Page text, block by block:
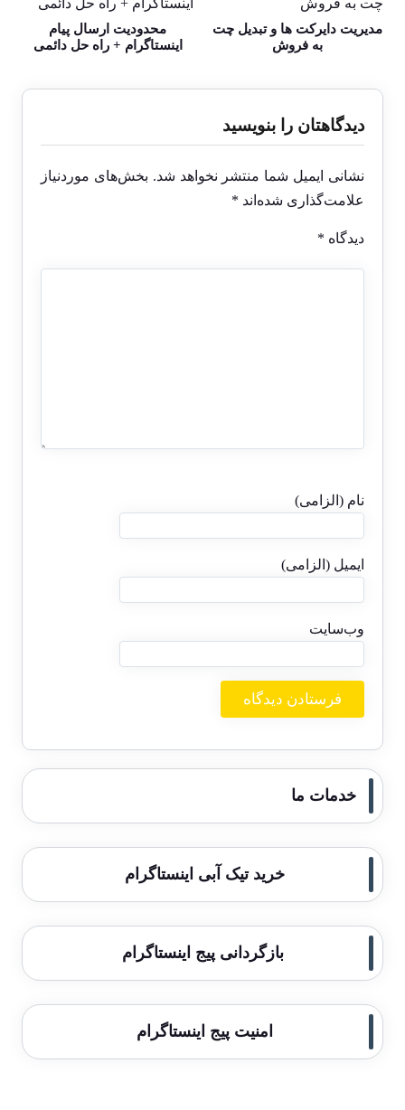
مدیریت دایرکت ها و تبدیل چت
به فروش
محدودیت ارسال پیام
اینستاگرام + راه حل دائمی
دیدگاهتان را بنویسید
نشانی ایمیل شما منتشر نخواهد شد. بخش‌های موردنیاز
علامت‌گذاری شده‌اند *
دیدگاه *
نام (الزامی)
ایمیل (الزامی)
وب‌سایت
خدمات ما
خرید تیک آبی اینستاگرام
بازگردانی پیج اینستاگرام
امنیت پیج اینستاگرام